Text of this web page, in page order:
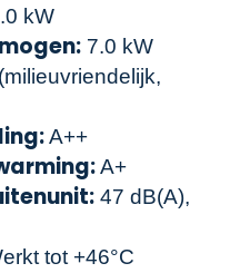
kW
7.0 kW
A++
A+
47 dB(A),
tot +46°C